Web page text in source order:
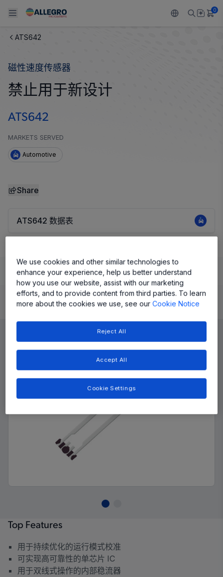
Back To Main Menu
产品
驱动器
Back To Main Menu
应用
消费品
Back To Main Menu
技术支持
设计和开发
封装
Back To Main Menu
技术资源
Resource Center
Back To Main Menu
关于 ALLEGRO
人才招聘
企业责任
联系我们
0
ATS642
磁性速度传感器
禁止用于新设计
ATS642
MARKETS SERVED
Automotive
Share
ATS642 数据表
LearnEvaluate and Design Documentation and Resources
Product Details
Top Features
用于持续优化的运行模式校准
可实现高可靠性的单芯片 IC
用于双线式操作的内部稳流器
We use cookies and other similar technologies to
enhance your experience, help us better understand
how you use our website, assist with our marketing
efforts, and to provide content from third parties. To learn
more about the cookies we use, see ourCookie Notice
Reject All
Accept All
Cookie Settings